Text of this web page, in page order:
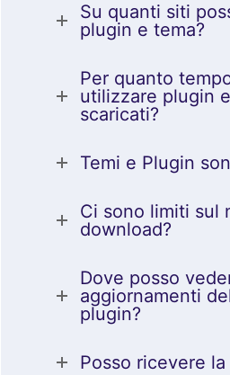
Su quanti siti
plugin e tema?
Per quanto
utilizzare plugin
scaricati?
Temi e Plugin
Ci sono limiti sul
download?
Dove posso
aggiornamenti
plugin?
Posso ricevere